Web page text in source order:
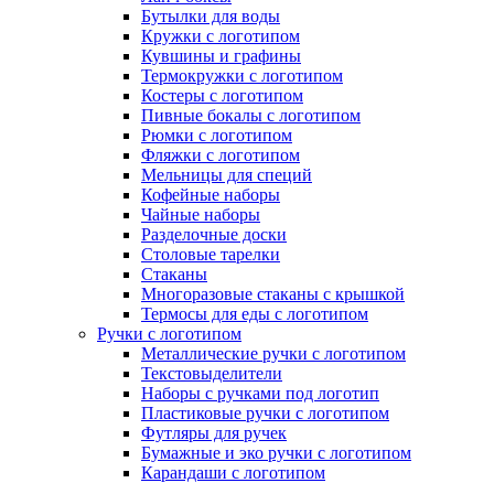
Бутылки для воды
Кружки с логотипом
Кувшины и графины
Термокружки с логотипом
Костеры с логотипом
Пивные бокалы с логотипом
Рюмки с логотипом
Фляжки с логотипом
Мельницы для специй
Кофейные наборы
Чайные наборы
Разделочные доски
Столовые тарелки
Стаканы
Многоразовые стаканы с крышкой
Термосы для еды с логотипом
Ручки с логотипом
Металлические ручки с логотипом
Текстовыделители
Наборы с ручками под логотип
Пластиковые ручки с логотипом
Футляры для ручек
Бумажные и эко ручки с логотипом
Карандаши с логотипом